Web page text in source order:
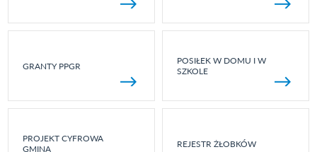
GRANTY PPGR
POSIŁEK W DOMU I W
SZKOLE
PROJEKT CYFROWA
GMINA
REJESTR ŻŁOBKÓW